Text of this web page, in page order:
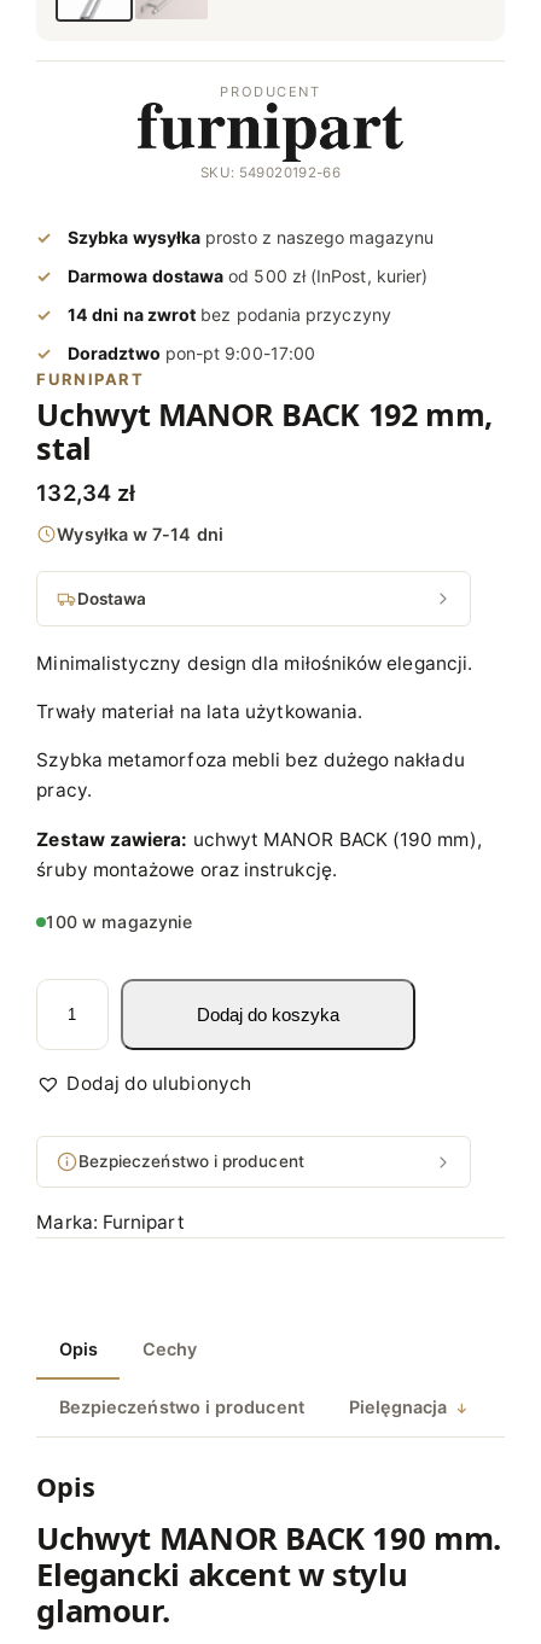
PRODUCENT
SKU: 549020192-66
Szybka wysyłka prosto z naszego magazynu
Darmowa dostawa od 500 zł (InPost, kurier)
14 dni na zwrot bez podania przyczyny
Doradztwo pon-pt 9:00-17:00
FURNIPART
Uchwyt MANOR BACK 192 mm,
stal
132,34 zł
Wysyłka w 7-14 dni
Dostawa
Minimalistyczny design dla miłośników elegancji.
Trwały materiał na lata użytkowania.
Szybka metamorfoza mebli bez dużego nakładu
pracy.
Zestaw zawiera: uchwyt MANOR BACK (190 mm),
śruby montażowe oraz instrukcję.
100 w magazynie
i
o
ś
U
w
N
B
K
9
Dodaj do koszyka
Dodaj do ulubionych
Bezpieczeństwo i producent
Marka: Furnipart
Opis Cechy
Bezpieczeństwo i producent Pielęgnacja
Opis
Uchwyt MANOR BACK 190 mm.
Elegancki akcent w stylu
glamour.